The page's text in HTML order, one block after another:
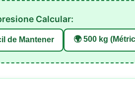
Calcular:
de Mantener 🌍 500 kg